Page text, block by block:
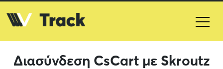
Διασύνδεση CsCart με Skroutz